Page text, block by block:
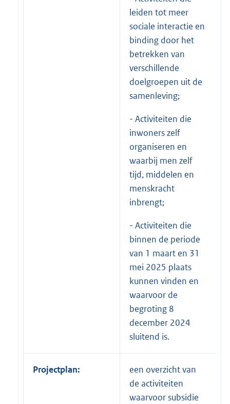
leiden tot meer
sociale interactie en
binding door het
betrekken van
verschillende
doelgroepen uit de
samenleving;
- Activiteiten die
inwoners zelf
organiseren en
waarbij men zelf
tijd, middelen en
menskracht
inbrengt;
- Activiteiten die
binnen de periode
van 1 maart en 31
mei 2025 plaats
kunnen vinden en
waarvoor de
begroting 8
december 2024
sluitend is.
Projectplan:
een overzicht van
de activiteiten
waarvoor subsidie